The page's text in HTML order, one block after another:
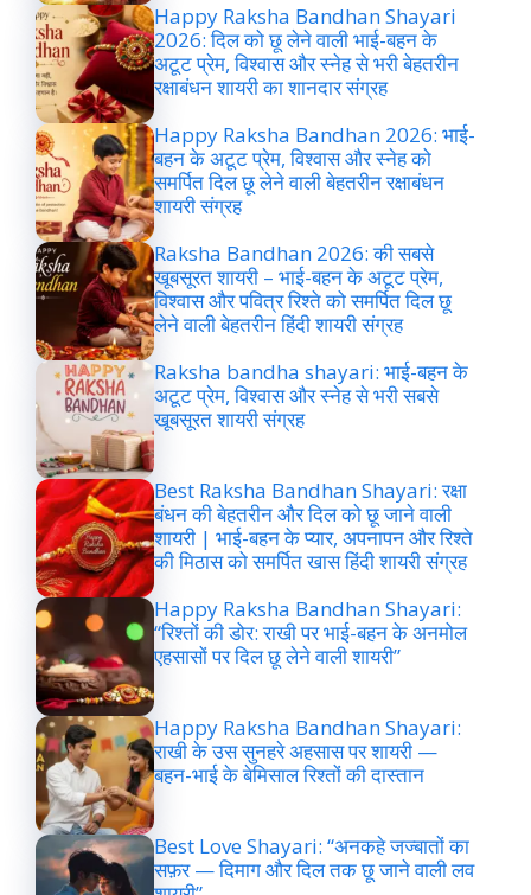
Happy Raksha Bandhan Shayari
2026: दिल को छू लेने वाली भाई-बहन के
अटूट प्रेम, विश्वास और स्नेह से भरी बेहतरीन
रक्षाबंधन शायरी का शानदार संग्रह
Happy Raksha Bandhan 2026: भाई-
बहन के अटूट प्रेम, विश्वास और स्नेह को
समर्पित दिल छू लेने वाली बेहतरीन रक्षाबंधन
शायरी संग्रह
Raksha Bandhan 2026: की सबसे
खूबसूरत शायरी – भाई-बहन के अटूट प्रेम,
विश्वास और पवित्र रिश्ते को समर्पित दिल छू
लेने वाली बेहतरीन हिंदी शायरी संग्रह
Raksha bandha shayari: भाई-बहन के
अटूट प्रेम, विश्वास और स्नेह से भरी सबसे
खूबसूरत शायरी संग्रह
Best Raksha Bandhan Shayari: रक्षा
बंधन की बेहतरीन और दिल को छू जाने वाली
शायरी | भाई-बहन के प्यार, अपनापन और रिश्ते
की मिठास को समर्पित खास हिंदी शायरी संग्रह
Happy Raksha Bandhan Shayari:
“रिश्तों की डोर: राखी पर भाई-बहन के अनमोल
एहसासों पर दिल छू लेने वाली शायरी”
Happy Raksha Bandhan Shayari:
राखी के उस सुनहरे अहसास पर शायरी —
बहन-भाई के बेमिसाल रिश्तों की दास्तान
Best Love Shayari: “अनकहे जज्बातों का
सफ़र — दिमाग और दिल तक छू जाने वाली लव